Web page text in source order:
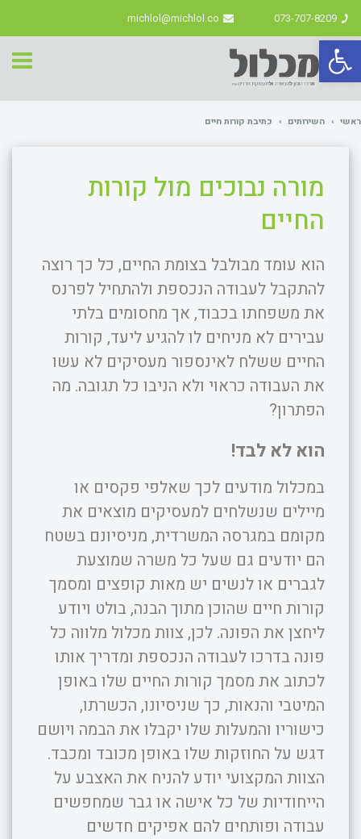
פתח סרגל נגישות
073-707-8209
michlol@michlol.co
ראשי › השירותים › כתיבת קורות חיים
מורה נבוכים מול קורות
החיים
הוא עומד מבולבל בצומת החיים, כל כך רוצה
להתקבל לעבודה הנכספת ולהתחיל לפרנס
את משפחתו בכבוד, אך מחסומים בלתי
עבירים לא מניחים לו להגיע ליעד, קורות
החיים ששלח לאינספור מעסיקים לא עשו
את העבודה כראוי ולא הניבו כל תגובה. מה
הפתרון?
הוא לא לבד!
במכלול מודעים לכך שאלפי פקסים או
מיילים שנשלחים למעסיקים מוצאים את
מקומם במגרסה המשרדית, מניסיונם בשטח
הם יודעים גם שעל כל משרה שמוצעת
לגברים או לנשים יש מאות קופצים ומסמך
קורות חיים שהוכן מתוך הבנה, בולט ויודע
ליחצן את הפונה. לכן, צוות מכלול מלווה כל
פונה בדרכו לעבודה הנכספת ומדריך אותו
לכתוב את מסמך קורות החיים שלו באופן
המיטבי והנאות, כך שניסיונו, הכשרתו,
כישוריו והמעלות שלו יקבלו את הבמה ויושם
דגש על החוזקות שלו באופן מכובד ומכבד.
הצוות המקצועי יודע להניח את האצבע על
הייחודיות של כל אישה או גבר שמחפשים
עבודה ופותחים להם אפיקים חדשים